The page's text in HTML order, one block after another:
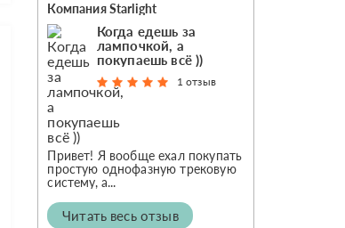
Компания Starlight
Когда едешь за
лампочкой, а
покупаешь всё ))
1 отзыв
Привет! Я вообще ехал покупать
простую однофазную трековую
систему, а...
Читать весь отзыв